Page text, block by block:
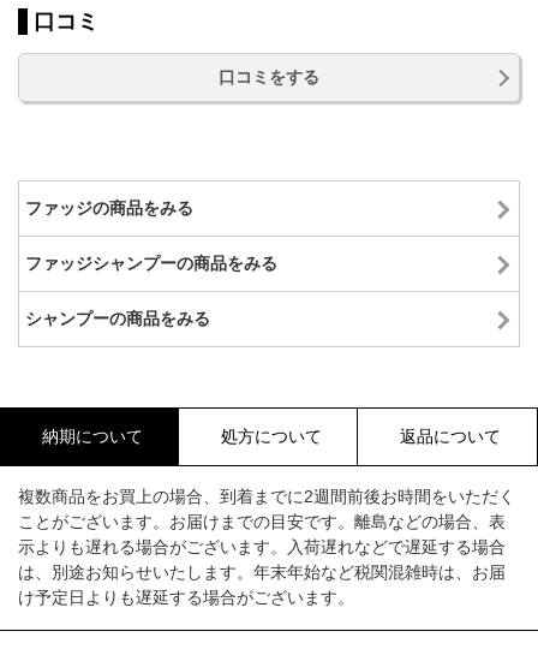
口コミ
口コミをする
ファッジの商品をみる
ファッジシャンプーの商品をみる
シャンプーの商品をみる
納期について 処方について 返品について
複数商品をお買上の場合、到着までに2週間前後お時間をいただく
ことがございます。お届けまでの目安です。離島などの場合、表
示よりも遅れる場合がございます。入荷遅れなどで遅延する場合
は、別途お知らせいたします。年末年始など税関混雑時は、お届
け予定日よりも遅延する場合がございます。